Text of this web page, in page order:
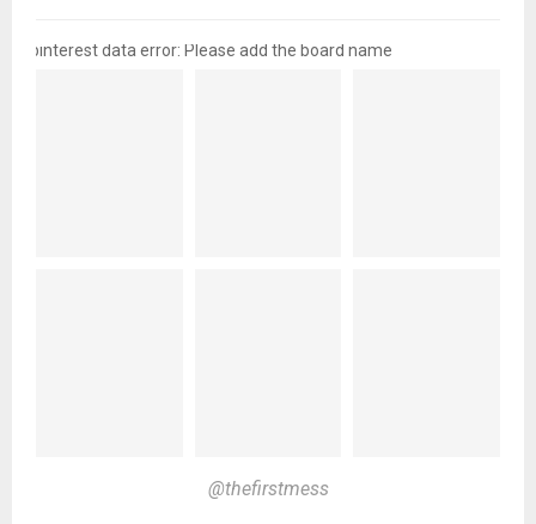
pinterest data error: Please add the board name
@thefirstmess